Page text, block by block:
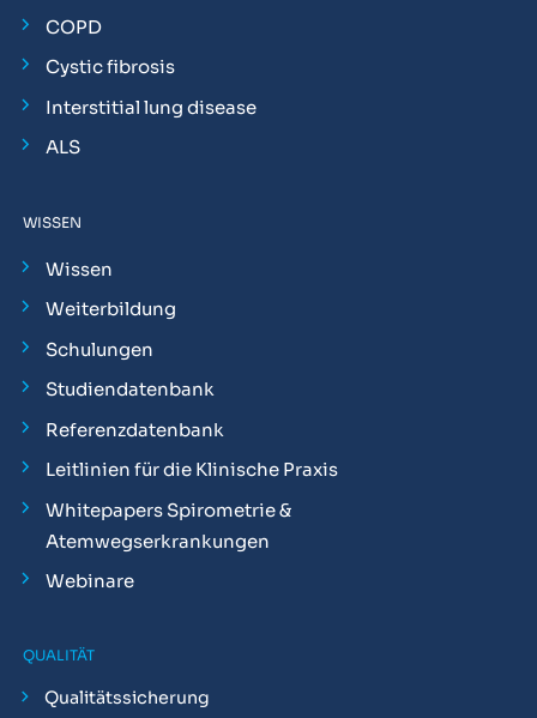
COPD
Cystic fibrosis
Interstitial lung disease
ALS
WISSEN
Wissen
Weiterbildung
Schulungen
Studiendatenbank
Referenzdatenbank
Leitlinien für die Klinische Praxis
Whitepapers Spirometrie &
Atemwegserkrankungen
Webinare
QUALITÄT
Qualitätssicherung